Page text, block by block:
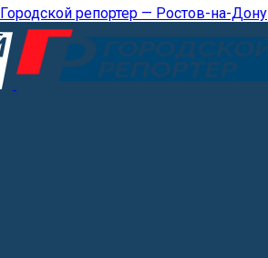
Городской репортер — Ростов-на-Дону